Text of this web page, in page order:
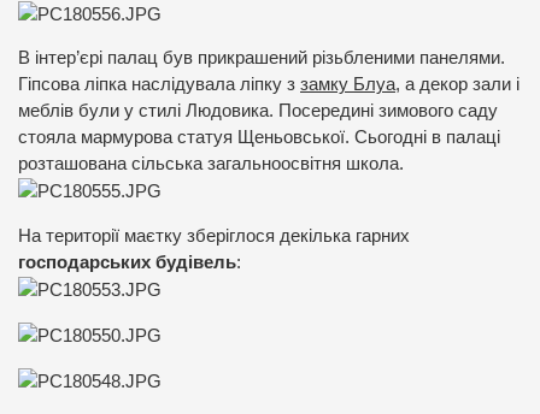
В інтер’єрі палац був прикрашений різьбленими панелями.
Гіпсова ліпка наслідувала ліпку з замку Блуа, а декор зали і
меблів були у стилі Людовика. Посередині зимового саду
стояла мармурова статуя Щеньовської. Сьогодні в палаці
розташована сільська загальноосвітня школа.
На території маєтку зберіглося декілька гарних
господарських будівель: